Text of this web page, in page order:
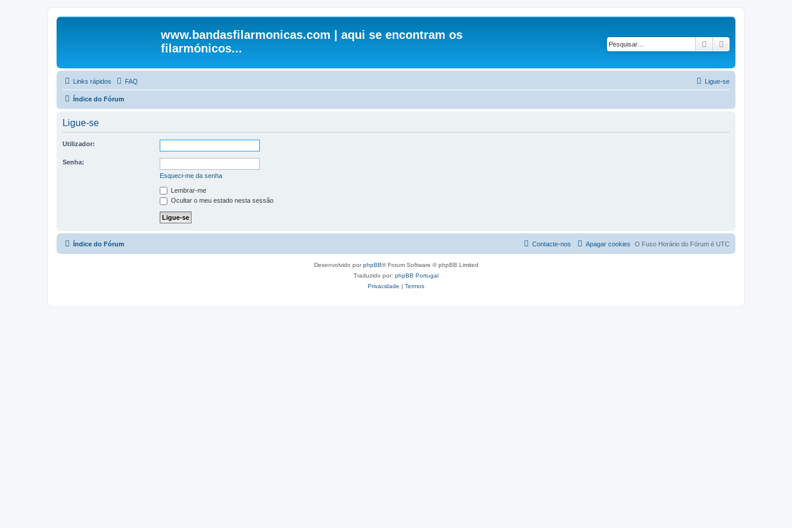
www.bandasfilarmonicas.com | aqui se encontram os
filarmónicos...
Pesquisar
Links rápidos FAQ Ligue-se
Índice do Fórum
Ligue-se
Utilizador:
Senha:
Esqueci-me da senha
Lembrar-me
Ocultar o meu estado nesta sessão
Índice do Fórum O Fuso Horário do Fórum é UTC
Apagar cookies
Contacte-nos
Desenvolvido porphpBB® Forum Software © phpBB Limited
Traduzido por: phpBB Portugal
Privacidade | Termos